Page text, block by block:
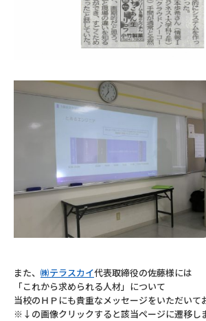
また、 ㈱テラスカイ代表取締役の佐藤様には
「これから求められる人材」について
当校のＨＰにも貴重なメッセージをいただいて
※↓の画像クリックすると該当ページに遷移し